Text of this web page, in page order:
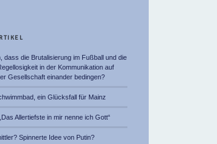
dass die Brutalisierung im Fußball und die
in der Kommunikation auf
Gesellschaft einander bedingen?
ein Glücksfall für Mainz
Allertiefste in mir nenne ich Gott“
Spinnerte Idee von Putin?